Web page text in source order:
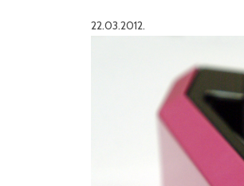
22.03.2012.